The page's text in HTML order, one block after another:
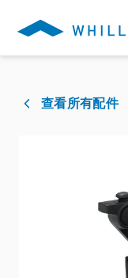
查看所有配件